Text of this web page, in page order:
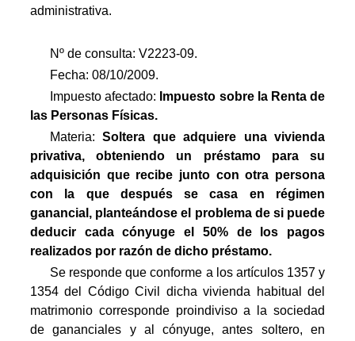
administrativa.
Nº de consulta: V2223-09.
Fecha: 08/10/2009.
Impuesto afectado: Impuesto sobre la Renta de
las Personas Físicas.
Materia:Soltera que adquiere una vivienda
privativa, obteniendo un préstamo para su
adquisición que recibe junto con otra persona
con la que después se casa en régimen
ganancial, planteándose el problema de si puede
deducir cada cónyuge el 50% de los pagos
realizados por razón de dicho préstamo.
Se responde que conforme a los artículos 1357 y
1354 del Código Civil dicha vivienda habitual del
matrimonio corresponde proindiviso a la sociedad
de gananciales y al cónyuge, antes soltero, en